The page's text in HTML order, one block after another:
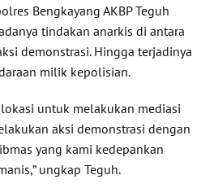
Bengkayang AKBP Teguh
tindakan anarkis di antara
demonstrasi. Hingga terjadinya
milik kepolisian.
untuk melakukan mediasi
aksi demonstrasi dengan
yang kami kedepankan
ungkap Teguh.